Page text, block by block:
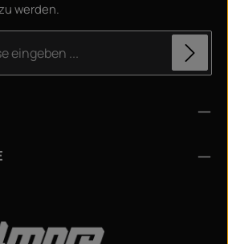
werden.
markierten Felder sind